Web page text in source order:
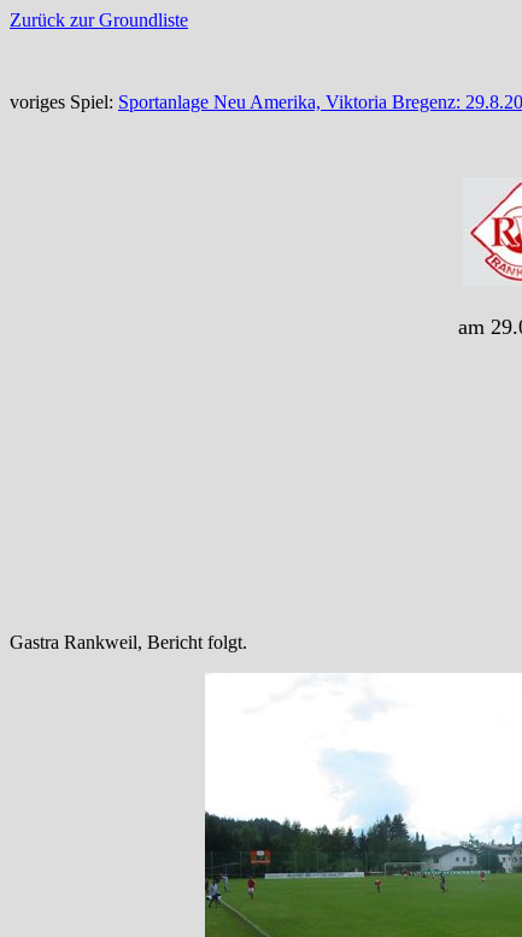
Zurück zur Groundliste
voriges Spiel: Sportanlage Neu Amerika, Viktoria Bregenz:
am
Gastra Rankweil, Bericht folgt.